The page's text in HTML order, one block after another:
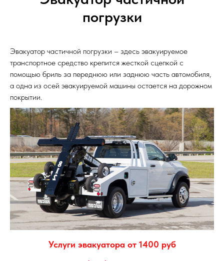
погрузки
Эвакуатор частичной погрузки – здесь эвакуируемое
транспортное средство крепится жесткой сцепкой с
помощью бриль за переднюю или заднюю часть автомобиля,
а одна из осей эвакуируемой машины остается на дорожном
покрытии.
Услуги эвакуатора от 1400 руб